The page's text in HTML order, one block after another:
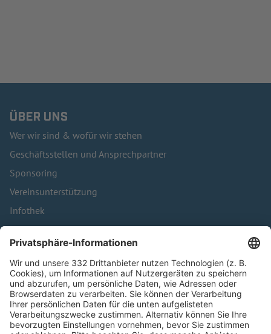
ÜBER UNS
Wer wir sind & wofür wir stehen
Geschäftsstellen und Ansprechpartner
Sponsoring
Vereinsunterstützung
Infothek
Kontakt
HÄUFIG BESUCHTE SEITEN
Pässe und Vereinswechsel
Trainerausbildung
Schulungsangebot Vereinsmitarbeiter